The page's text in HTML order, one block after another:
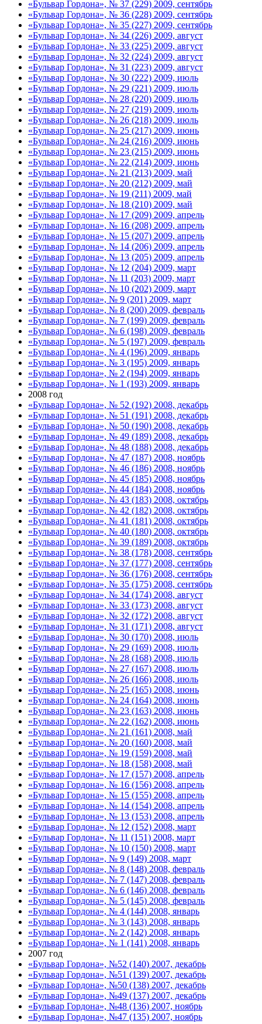
«Бульвар Гордона», № 37 (229) 2009, сентябрь
«Бульвар Гордона», № 36 (228) 2009, сентябрь
«Бульвар Гордона», № 35 (227) 2009, сентябрь
«Бульвар Гордона», № 34 (226) 2009, август
«Бульвар Гордона», № 33 (225) 2009, август
«Бульвар Гордона», № 32 (224) 2009, август
«Бульвар Гордона», № 31 (223) 2009, август
«Бульвар Гордона», № 30 (222) 2009, июль
«Бульвар Гордона», № 29 (221) 2009, июль
«Бульвар Гордона», № 28 (220) 2009, июль
«Бульвар Гордона», № 27 (219) 2009, июль
«Бульвар Гордона», № 26 (218) 2009, июль
«Бульвар Гордона», № 25 (217) 2009, июнь
«Бульвар Гордона», № 24 (216) 2009, июнь
«Бульвар Гордона», № 23 (215) 2009, июнь
«Бульвар Гордона», № 22 (214) 2009, июнь
«Бульвар Гордона», № 21 (213) 2009, май
«Бульвар Гордона», № 20 (212) 2009, май
«Бульвар Гордона», № 19 (211) 2009, май
«Бульвар Гордона», № 18 (210) 2009, май
«Бульвар Гордона», № 17 (209) 2009, апрель
«Бульвар Гордона», № 16 (208) 2009, апрель
«Бульвар Гордона», № 15 (207) 2009, апрель
«Бульвар Гордона», № 14 (206) 2009, апрель
«Бульвар Гордона», № 13 (205) 2009, апрель
«Бульвар Гордона», № 12 (204) 2009, март
«Бульвар Гордона», № 11 (203) 2009, март
«Бульвар Гордона», № 10 (202) 2009, март
«Бульвар Гордона», № 9 (201) 2009, март
«Бульвар Гордона», № 8 (200) 2009, февраль
«Бульвар Гордона», № 7 (199) 2009, февраль
«Бульвар Гордона», № 6 (198) 2009, февраль
«Бульвар Гордона», № 5 (197) 2009, февраль
«Бульвар Гордона», № 4 (196) 2009, январь
«Бульвар Гордона», № 3 (195) 2009, январь
«Бульвар Гордона», № 2 (194) 2009, январь
«Бульвар Гордона», № 1 (193) 2009, январь
2008 год
«Бульвар Гордона», № 52 (192) 2008, декабрь
«Бульвар Гордона», № 51 (191) 2008, декабрь
«Бульвар Гордона», № 50 (190) 2008, декабрь
«Бульвар Гордона», № 49 (189) 2008, декабрь
«Бульвар Гордона», № 48 (188) 2008, декабрь
«Бульвар Гордона», № 47 (187) 2008, ноябрь
«Бульвар Гордона», № 46 (186) 2008, ноябрь
«Бульвар Гордона», № 45 (185) 2008, ноябрь
«Бульвар Гордона», № 44 (184) 2008, ноябрь
«Бульвар Гордона», № 43 (183) 2008, октябрь
«Бульвар Гордона», № 42 (182) 2008, октябрь
«Бульвар Гордона», № 41 (181) 2008, октябрь
«Бульвар Гордона», № 40 (180) 2008, октябрь
«Бульвар Гордона», № 39 (189) 2008, октябрь
«Бульвар Гордона», № 38 (178) 2008, сентябрь
«Бульвар Гордона», № 37 (177) 2008, сентябрь
«Бульвар Гордона», № 36 (176) 2008, сентябрь
«Бульвар Гордона», № 35 (175) 2008, сентябрь
«Бульвар Гордона», № 34 (174) 2008, август
«Бульвар Гордона», № 33 (173) 2008, август
«Бульвар Гордона», № 32 (172) 2008, август
«Бульвар Гордона», № 31 (171) 2008, август
«Бульвар Гордона», № 30 (170) 2008, июль
«Бульвар Гордона», № 29 (169) 2008, июль
«Бульвар Гордона», № 28 (168) 2008, июль
«Бульвар Гордона», № 27 (167) 2008, июль
«Бульвар Гордона», № 26 (166) 2008, июль
«Бульвар Гордона», № 25 (165) 2008, июнь
«Бульвар Гордона», № 24 (164) 2008, июнь
«Бульвар Гордона», № 23 (163) 2008, июнь
«Бульвар Гордона», № 22 (162) 2008, июнь
«Бульвар Гордона», № 21 (161) 2008, май
«Бульвар Гордона», № 20 (160) 2008, май
«Бульвар Гордона», № 19 (159) 2008, май
«Бульвар Гордона», № 18 (158) 2008, май
«Бульвар Гордона», № 17 (157) 2008, апрель
«Бульвар Гордона», № 16 (156) 2008, апрель
«Бульвар Гордона», № 15 (155) 2008, апрель
«Бульвар Гордона», № 14 (154) 2008, апрель
«Бульвар Гордона», № 13 (153) 2008, апрель
«Бульвар Гордона», № 12 (152) 2008, март
«Бульвар Гордона», № 11 (151) 2008, март
«Бульвар Гордона», № 10 (150) 2008, март
«Бульвар Гордона», № 9 (149) 2008, март
«Бульвар Гордона», № 8 (148) 2008, февраль
«Бульвар Гордона», № 7 (147) 2008, февраль
«Бульвар Гордона», № 6 (146) 2008, февраль
«Бульвар Гордона», № 5 (145) 2008, февраль
«Бульвар Гордона», № 4 (144) 2008, январь
«Бульвар Гордона», № 3 (143) 2008, январь
«Бульвар Гордона», № 2 (142) 2008, январь
«Бульвар Гордона», № 1 (141) 2008, январь
2007 год
«Бульвар Гордона», №52 (140) 2007, декабрь
«Бульвар Гордона», №51 (139) 2007, декабрь
«Бульвар Гордона», №50 (138) 2007, декабрь
«Бульвар Гордона», №49 (137) 2007, декабрь
«Бульвар Гордона», №48 (136) 2007, ноябрь
«Бульвар Гордона», №47 (135) 2007, ноябрь